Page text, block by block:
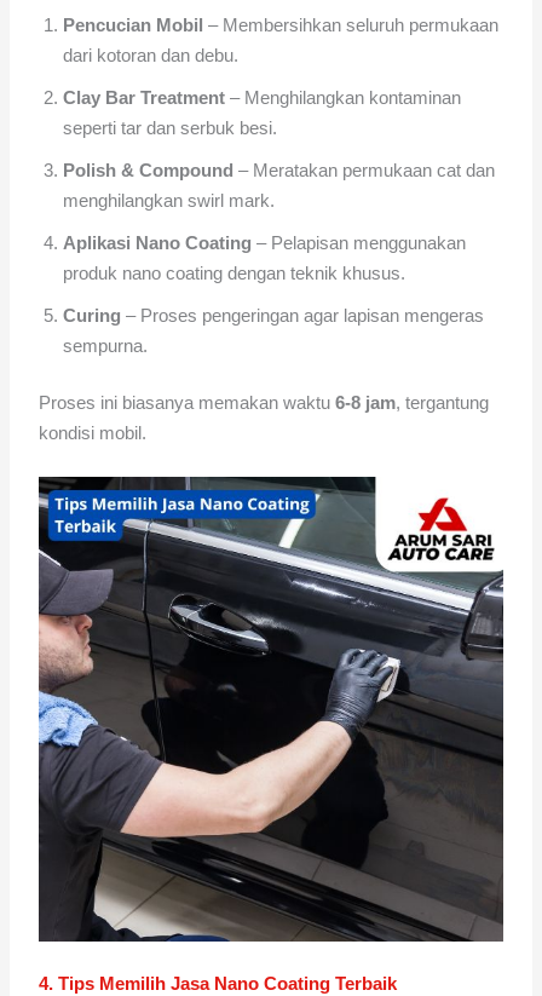
Pencucian Mobil – Membersihkan seluruh permukaan
dari kotoran dan debu.
Clay Bar Treatment – Menghilangkan kontaminan
seperti tar dan serbuk besi.
Polish & Compound – Meratakan permukaan cat dan
menghilangkan swirl mark.
Aplikasi Nano Coating – Pelapisan menggunakan
produk nano coating dengan teknik khusus.
Curing – Proses pengeringan agar lapisan mengeras
sempurna.
Proses ini biasanya memakan waktu6-8 jam, tergantung
kondisi mobil.
4. Tips Memilih Jasa Nano Coating Terbaik